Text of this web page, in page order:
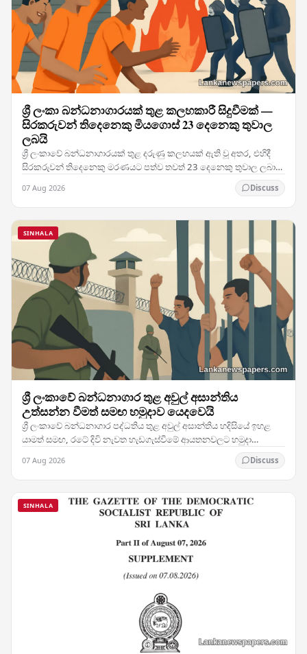
ශ්‍රී ලංකා බන්ධනාගාරයක් තුළ කලහකාරී සිදුවීමක් —
සිරකරුවන් තිදෙනෙකු මියගොස් 23 දෙනෙකු තුවාල
ලබයි
ශ්‍රී ලංකාවේ බන්ධනාගාරයක් තුළ දරුණු කලහයක් ඇති වූ අතර, එහිදී
සිරකරුවන් තිදෙනෙකු මරණයට පත්ව තවත් 23 දෙනෙකු තුවාල ලබා
07 Aug 2026 Discuss
SINHALA
ශ්‍රී ලංකාවේ බන්ධනාගාර තුළ අවුල් අසාන්තිය
උත්සන්න වීමත් සමඟ හමුදාව යෙදවෙයි
ශ්‍රී ලංකාවේ බන්ධනාගාර පද්ධතිය තුළ අවුල් අසාන්තිය හදිසියේ ඉහළ
යාමත් සමඟ, රටේ දිවි නැවත හැඩගැස්වීමේ ආයතනවලට හමුදා
07 Aug 2026 Discuss
SINHALA